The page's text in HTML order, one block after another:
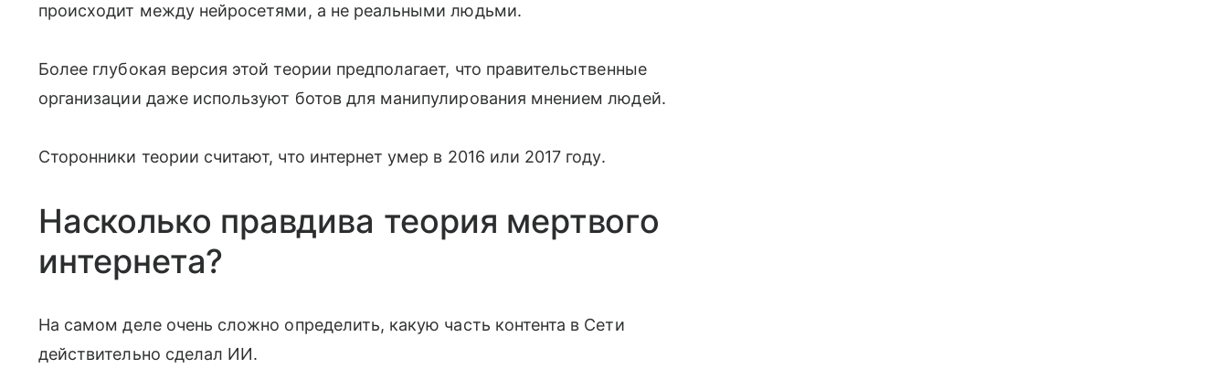
происходит между нейросетями, а не реальными людьми.
Более глубокая версия этой теории предполагает, что правительственные
организации даже используют ботов для манипулирования мнением людей.
Сторонники теории считают, что интернет умер в 2016 или 2017 году.
Насколько правдива теория мертвого
интернета?
На самом деле очень сложно определить, какую часть контента в Сети
действительно сделал ИИ.